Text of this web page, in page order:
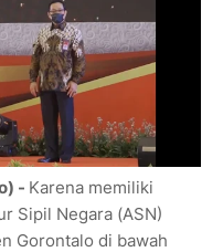
- Karena memiliki
Sipil Negara (ASN)
Gorontalo di bawah